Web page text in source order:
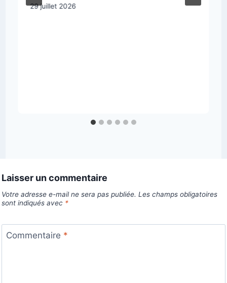
29 juillet 2026
Laisser un commentaire
Votre adresse e-mail ne sera pas publiée. Les champs obligatoires
sont indiqués avec *
Commentaire *